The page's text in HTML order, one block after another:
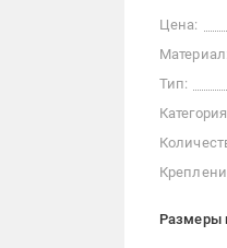
Цена:
Материал:
Тип:
Размеры